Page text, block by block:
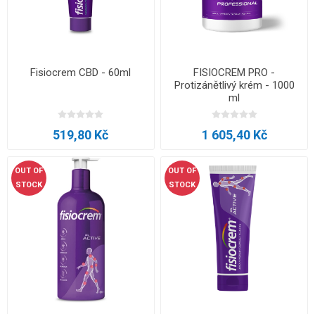
Fisiocrem CBD - 60ml
519,80 Kč
FISIOCREM PRO -
Protizánětlivý krém - 1000
ml
1 605,40 Kč
OUT OF
STOCK
OUT OF
STOCK